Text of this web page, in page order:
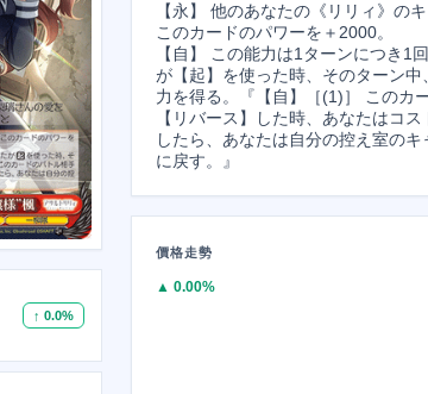
↑ 0.0%
【永】 他のあなたの《リリィ》の
このカードのパワーを＋2000。
【自】 この能力は1ターンにつき1
が【起】を使った時、そのターン
力を得る。『【自】［(1)］ このカ
【リバース】した時、あなたはコ
したら、あなたは自分の控え室の
に戻す。』
價格走勢
▲ 0.00%